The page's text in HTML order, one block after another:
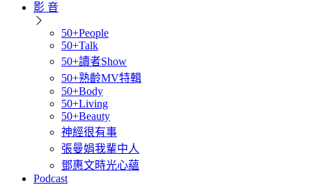
影 音
50+People
50+Talk
50+讀者Show
50+熟齡MV特輯
50+Body
50+Living
50+Beauty
神經很有事
張曼娟我輩中人
鄧惠文時光心蘊
Podcast